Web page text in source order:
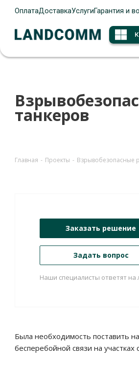
ОплатаДоставкаУслугиГарантия и
танкеров
Главная - Проекты - Взрывобезопасные
Заказать решение
Задать вопрос
Наши специалисты ответят
Была необходимость поставить
бесперебойной связи на